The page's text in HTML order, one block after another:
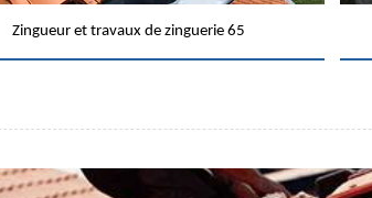
Zingueur et travaux de zinguerie 65